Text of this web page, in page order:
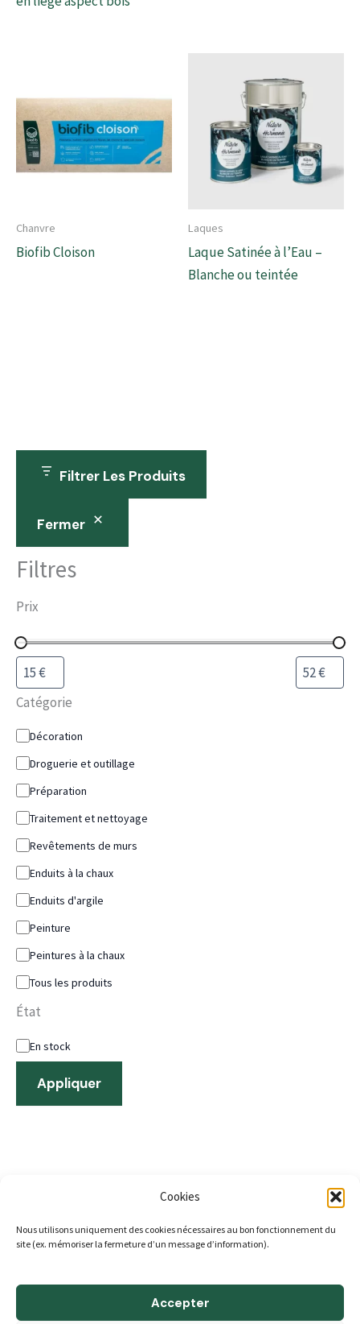
Cookies
Nous utilisons uniquement des cookies nécessaires au bon fonctionnement du
site (ex. mémoriser la fermeture d’un message d’information).
Accepter
Filtrer Les Produits
Fermer
Filtres
Prix
Catégorie
Décoration
Droguerie et outillage
Préparation
Traitement et nettoyage
Revêtements de murs
Enduits à la chaux
Enduits d'argile
Peinture
Peintures à la chaux
Tous les produits
État
En stock
Appliquer
Chanvre
Biofib Cloison
Laques
Laque Satinée à l’Eau –
Blanche ou teintée
ACCUEIL